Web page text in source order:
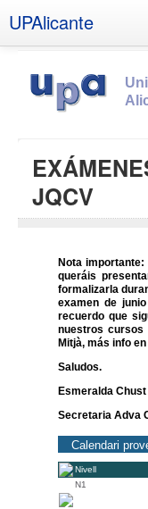
UPAlicante
Documentos
Boletines
UPSANA
PROA
Contacto
JQCV
Nota
queráis
formalizarla
examen de
recuerdo que
nuestros cursos
Mitjà, más info en
Saludos.
Esmeralda Chust
Secretaria Adva
Calendari
Nivell
N1